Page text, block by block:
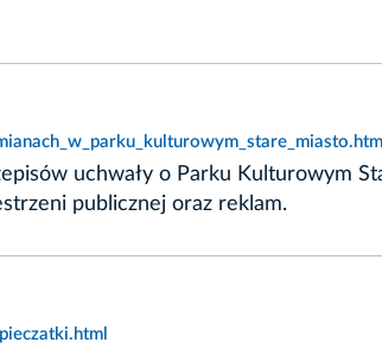
uchwały o Parku Kulturowym
publicznej oraz reklam.